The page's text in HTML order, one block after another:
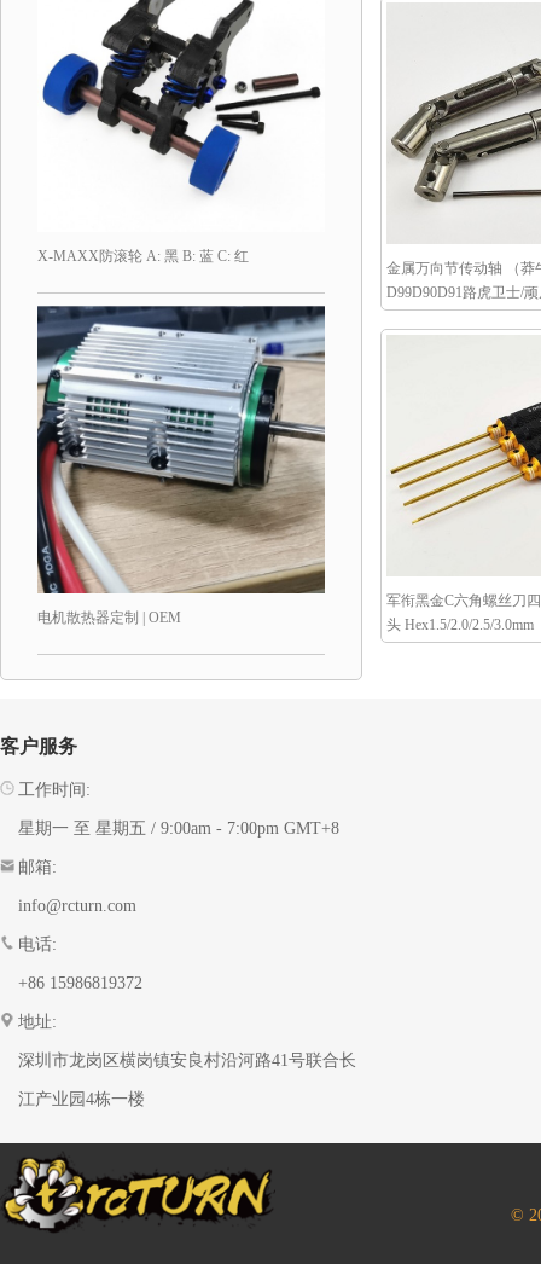
X-MAXX防滚轮 A: 黑 B: 蓝 C: 红
电机散热器定制 | OEM
金属万向节传动轴 （莽
D99D90D91路虎卫士/
军衔黑金C六角螺丝刀
头 Hex1.5/2.0/2.5/3.0mm
客户服务
工作时间:
星期一 至 星期五 / 9:00am - 7:00pm GMT+8
邮箱:
info@rcturn.com
电话:
+86 15986819372
地址:
深圳市龙岗区横岗镇安良村沿河路41号联合长
江产业园4栋一楼
©